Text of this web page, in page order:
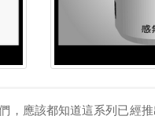
，應該都知道這系列已經